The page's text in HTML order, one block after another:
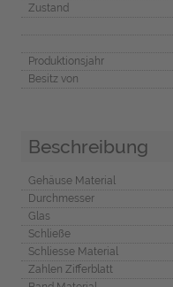
Zustand
Produktionsjahr
Besitz von
Beschreibung
Gehäuse Material
Durchmesser
Glas
Schließe
Schliesse Material
Zahlen Zifferblatt